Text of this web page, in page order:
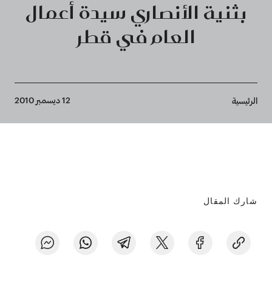
بثنية الأنصاري سيدة أعمال
العام في قطر
Breadcrumb
الرئيسية 12 ديسمبر 2010
شارك المقال